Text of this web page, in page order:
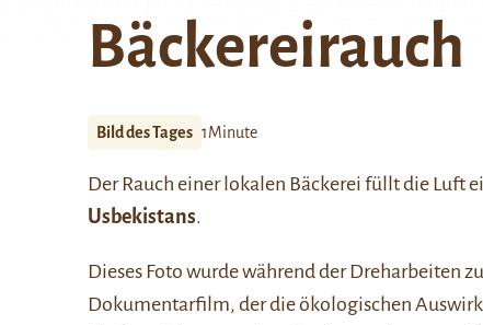
Bäckereirauch
Bild des Tages 1Minute
Der Rauch einer lokalen Bäckerei füllt die Luft
Usbekistans.
Dieses Foto wurde während der Dreharbeiten zu
Dokumentarfilm, der die ökologischen